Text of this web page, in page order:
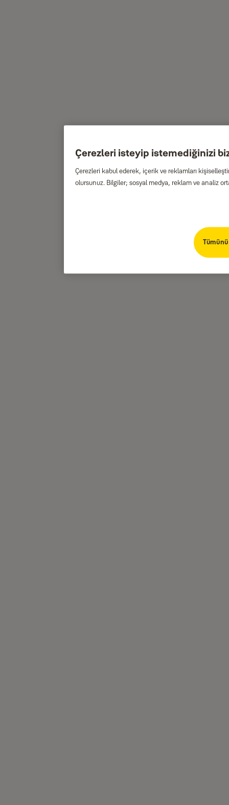
Çerezleri isteyip istemediğinizi
Çerezleri kabul ederek, içerik ve reklamları
olursunuz. Bilgiler; sosyal medya, reklam ve analiz